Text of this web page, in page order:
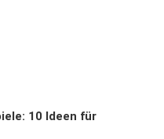
10 Ideen für